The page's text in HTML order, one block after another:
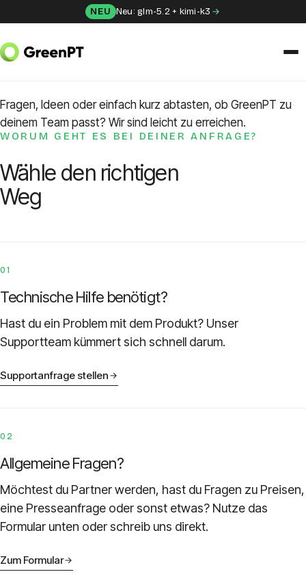
NEU Neu: glm-5.2 + kimi-k3
Chat
Frida
GreenPT Code
Document OCR
Websearch
Für Unternehmen
GREENPT CONTACT
Schreib uns
Fragen, Ideen oder einfach kurz abtasten, ob GreenPT zu
deinem Team passt? Wir sind leicht zu erreichen.
WORUM GEHT ES BEI DEINER ANFRAGE?
Wähle den richtigen
Weg
01
Technische Hilfe benötigt?
Hast du ein Problem mit dem Produkt? Unser
Supportteam kümmert sich schnell darum.
Supportanfrage stellen
02
Allgemeine Fragen?
Möchtest du Partner werden, hast du Fragen zu Preisen,
eine Presseanfrage oder sonst etwas? Nutze das
Formular unten oder schreib uns direkt.
Zum Formular